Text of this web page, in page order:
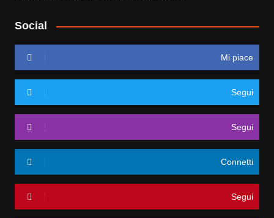
Social
Mi piace
Segui
Segui
Connetti
Segui